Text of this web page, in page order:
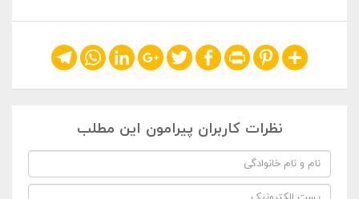
Share
Pinterest
Print
Facebook
Twitter
Google+
LinkedIn
WhatsApp
Telegram
نظرات کاربران پیرامون این مطلب